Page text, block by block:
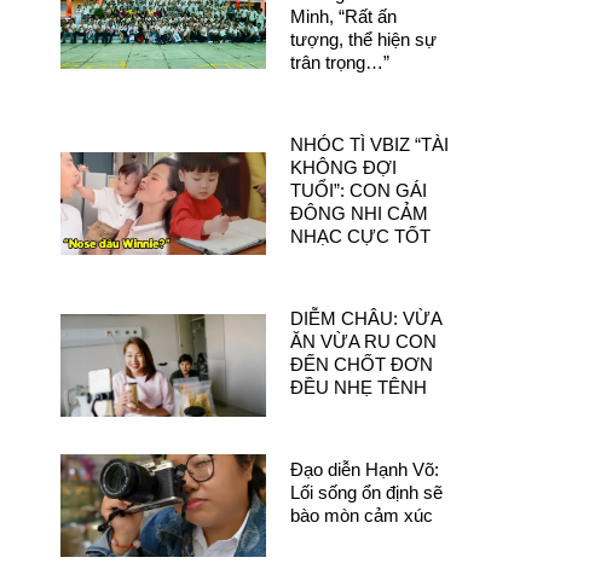
Minh, “Rất ấn
tượng, thể hiện sự
trân trọng…”
NHÓC TÌ VBIZ “TÀI
KHÔNG ĐỢI
TUỔI”: CON GÁI
ĐÔNG NHI CẢM
NHẠC CỰC TỐT
DIỄM CHÂU: VỪA
ĂN VỪA RU CON
ĐẾN CHỐT ĐƠN
ĐỀU NHẸ TÊNH
Đạo diễn Hạnh Võ:
Lối sống ổn định sẽ
bào mòn cảm xúc